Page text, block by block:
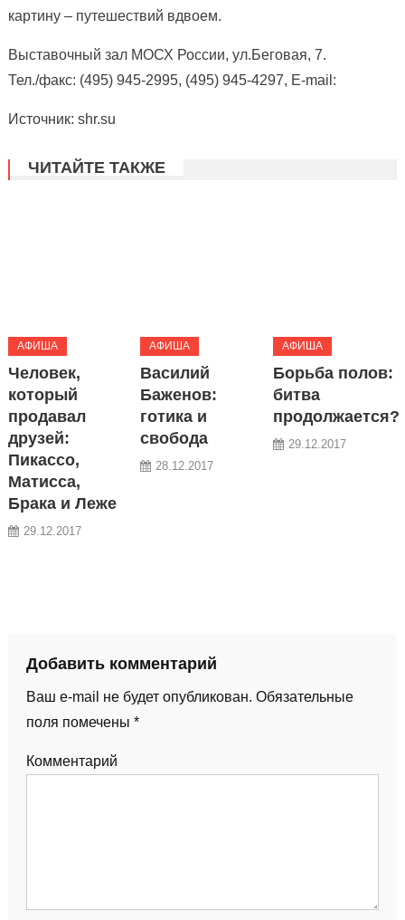
картину – путешествий вдвоем.
Выставочный зал МОСХ России, ул.Беговая, 7.
Тел./факс: (495) 945-2995, (495) 945-4297, E-mail:
Источник: shr.su
ЧИТАЙТЕ ТАКЖЕ
АФИША
Человек,
который
продавал
друзей:
Пикассо,
Матисса,
Брака и Леже
29.12.2017
АФИША
Василий
Баженов:
готика и
свобода
28.12.2017
АФИША
Борьба полов:
битва
продолжается?
29.12.2017
Добавить комментарий
Ваш e-mail не будет опубликован. Обязательные
поля помечены *
Комментарий